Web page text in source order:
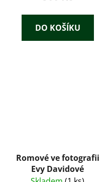
DO KOŠÍKU
Romové ve fotografii
Evy Davidové